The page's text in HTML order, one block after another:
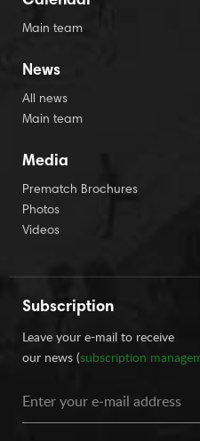
Main team
News
All news
Main team
Media
Prematch Brochures
Photos
Videos
Subscription
Leave your e-mail to receive
our news (subscription